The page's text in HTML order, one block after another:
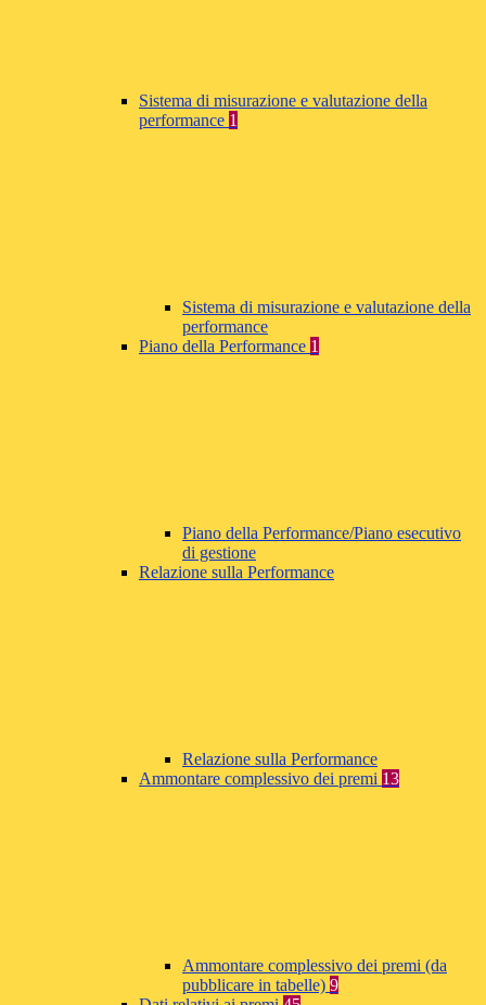
Sistema di misurazione e valutazione della
performance 1
Sistema di misurazione e valutazione della
performance
Piano della Performance 1
Piano della Performance/Piano esecutivo
di gestione
Relazione sulla Performance
Relazione sulla Performance
Ammontare complessivo dei premi 13
Ammontare complessivo dei premi (da
pubblicare in tabelle) 9